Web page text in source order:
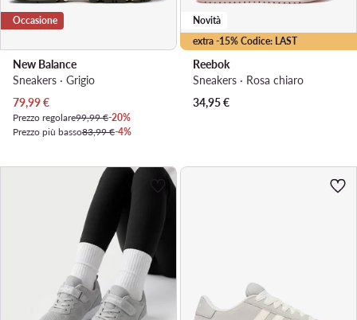
Occasione
New Balance
Sneakers · Grigio
Prezzo attuale
79,99€
Prezzo regolare99,99 €-20%
Prezzo più basso83,99 €-4%
extra -15% Codice: LAST
Novità
Reebok
Sneakers · Rosa chiaro
34,95€